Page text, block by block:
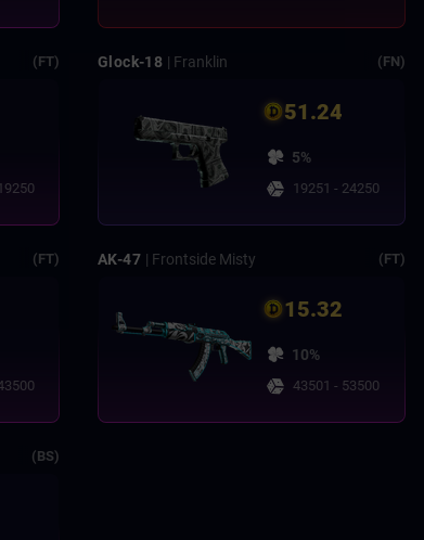
(FT) Glock-18 | Franklin (FN)
51.24
5%
19251 - 24250
(FT) AK-47 | Frontside Misty (FT)
15.32
10%
43501 - 53500
(BS)